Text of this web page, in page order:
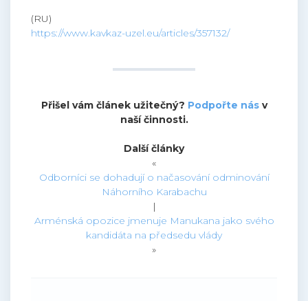
(RU)
https://www.kavkaz-uzel.eu/articles/357132/
Přišel vám článek užitečný? Podpořte násv
naší činnosti.
Další články
«
Odborníci se dohadují o načasování odminování
Náhorního Karabachu
|
Arménská opozice jmenuje Manukana jako svého
kandidáta na předsedu vlády
»